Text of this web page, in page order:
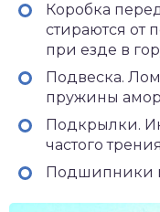
Коробка
стираются от
при езде в
Подвеска.
пружины
Подкрылки.
частого
Подшипники